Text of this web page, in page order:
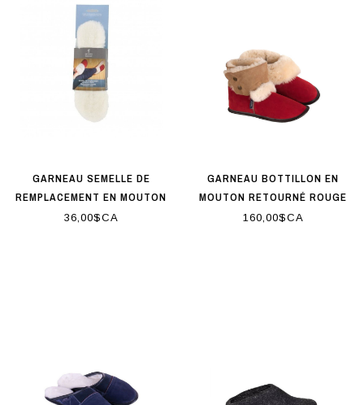
GARNEAU SEMELLE DE
REMPLACEMENT EN MOUTON
POUR FEMMES
36,00$CA
GARNEAU BOTTILLON EN
MOUTON RETOURNÉ ROUGE
160,00$CA